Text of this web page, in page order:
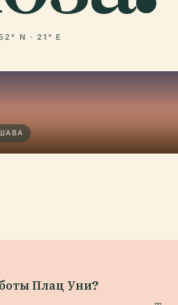
N · 21° E
Плац Уни?